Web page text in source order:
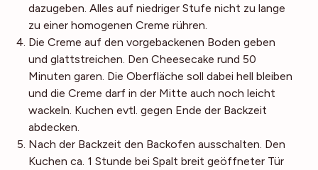
dazugeben. Alles auf niedriger Stufe nicht zu lange
zu einer homogenen Creme rühren.
Die Creme auf den vorgebackenen Boden geben
und glattstreichen. Den Cheesecake rund 50
Minuten garen. Die Oberfläche soll dabei hell bleiben
und die Creme darf in der Mitte auch noch leicht
wackeln. Kuchen evtl. gegen Ende der Backzeit
abdecken.
Nach der Backzeit den Backofen ausschalten. Den
Kuchen ca. 1 Stunde bei Spalt breit geöffneter Tür